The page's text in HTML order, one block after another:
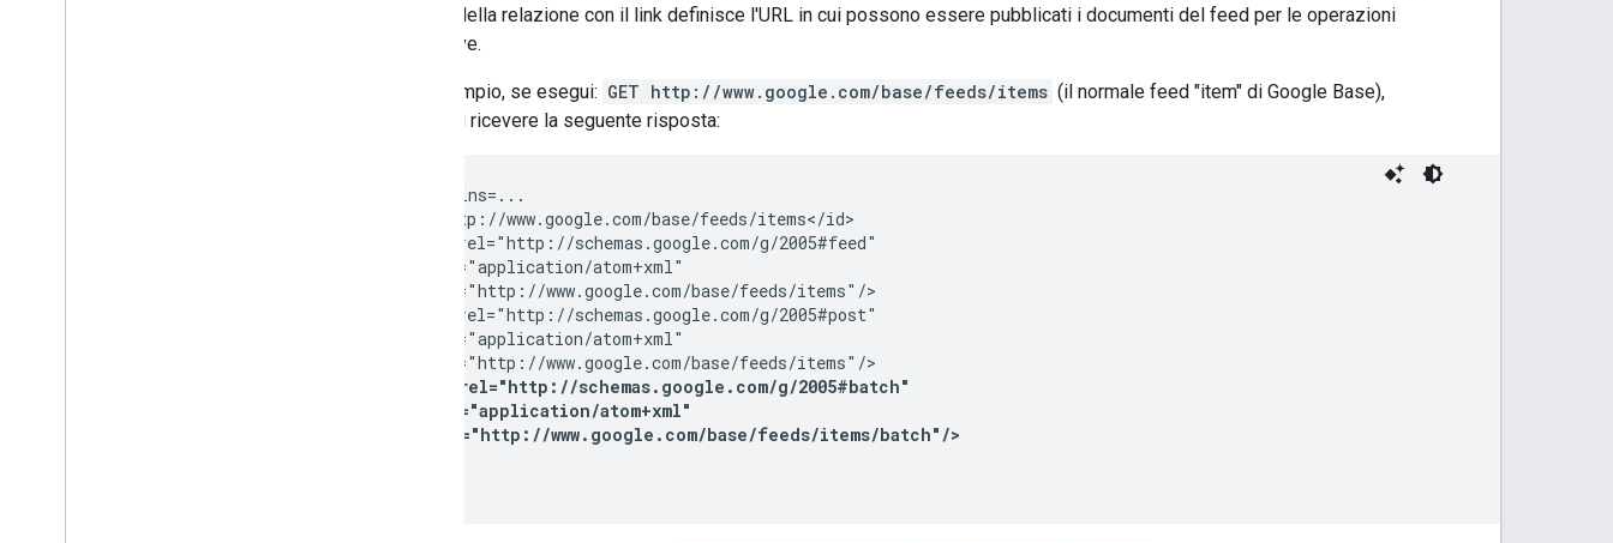
della relazione con il link definisce l'URL in cui possono essere pubblicati i documenti del feed per le operazioni
collettive.
Ad esempio, se esegui: GET http://www.google.com/base/feeds/items (il normale feed "item" di Google Base),
potresti ricevere la seguente risposta:
<feed xmlns=...
  <id>http://www.google.com/base/feeds/items</id>
  <link rel="http://schemas.google.com/g/2005#feed"
    type="application/atom+xml"
    href="http://www.google.com/base/feeds/items"/>
  <link rel="http://schemas.google.com/g/2005#post"
    type="application/atom+xml"
    href="http://www.google.com/base/feeds/items"/>
<link rel="http://schemas.google.com/g/2005#batch"
    type="application/atom+xml"
    href="http://www.google.com/base/feeds/items/batch"/>